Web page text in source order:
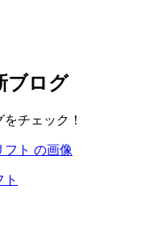
ブログ
チェック！